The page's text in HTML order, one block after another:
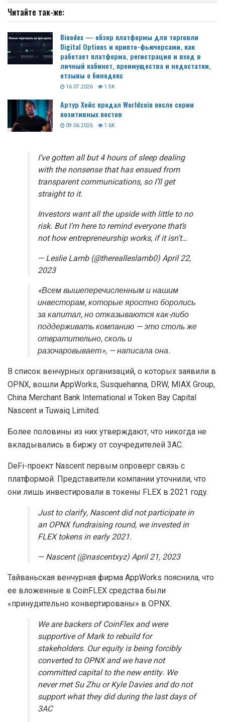
Читайте так-же:
Binodex — обзор платформы для торговли
Digital Options и крипто-фьючерсами, как
работает платформа, регистрация и вход в
личный кабинет, преимущества и недостатки,
отзывы о бинодекс
16.07.2026 1.5K
Артур Хейс продал Worldcoin после серии
позитивных постов
09.06.2026 1.6K
I’ve gotten all but 4 hours of sleep dealing
with the nonsense that has ensued from
transparent communications, so I’ll get
straight to it.
Investors want all the upside with little to no
risk. But I’m here to remind everyone that’s
not how entrepreneurship works, if it isn’t…
— Leslie Lamb (@therealleslamb0) April 22,
2023
«Всем вышеперечисленным и нашим
инвесторам, которые яростно боролись
за капитал, но отказываются как-либо
поддерживать компанию — это столь же
отвратительно, сколь и
разочаровывает», — написала она.
В список венчурных организаций, о которых заявили в
OPNX, вошли AppWorks, Susquehanna, DRW, MIAX Group,
China Merchant Bank International и Token Bay Capital
Nascent и Tuwaiq Limited.
Более половины из них утверждают, что никогда не
вкладывались в биржу от соучредителей 3AC.
DeFi-проект Nascent первым опроверг связь с
платформой. Представители компании уточнили, что
они лишь инвестировали в токены FLEX в 2021 году.
Just to clarify, Nascent did not participate in
an OPNX fundraising round, we invested in
FLEX tokens in early 2021.
— Nascent (@nascentxyz) April 21, 2023
Тайваньская венчурная фирма AppWorks пояснила, что
ее вложенные в CoinFLEX средства были
«принудительно конвертированы» в OPNX.
We are backers of CoinFlex and were
supportive of Mark to rebuild for
stakeholders. Our equity is being forcibly
converted to OPNX and we have not
committed capital to the new entity. We
never met Su Zhu or Kyle Davies and do not
support what they did during the last days of
3AC